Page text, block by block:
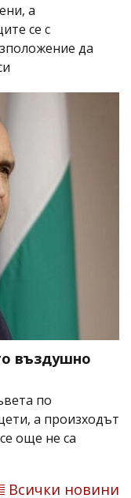
а
се с
да
въздушно
по
а произходът
още не са
Всички новини